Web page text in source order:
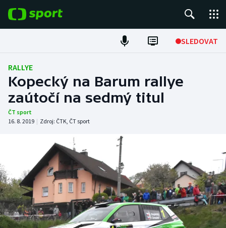
SLEDOVAT
Fotbal
Hokej
Tenis
Cyklistika
DALŠÍ SPORTY
Americký fotbal
NEPŘEHLÉDNĚTE
RALLYE
Kopecký na Barum rallye
zaútočí na sedmý titul
ČT sport
16. 8. 2019 | Zdroj: ČTK, ČT sport